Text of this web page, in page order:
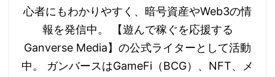
心者にもわかりやすく、暗号資産やWeb3の情
報を発信中。 【遊んで稼ぐを応援する
Ganverse Media】の公式ライターとして活動
中。 ガンバースはGameFi（BCG）、NFT、メ